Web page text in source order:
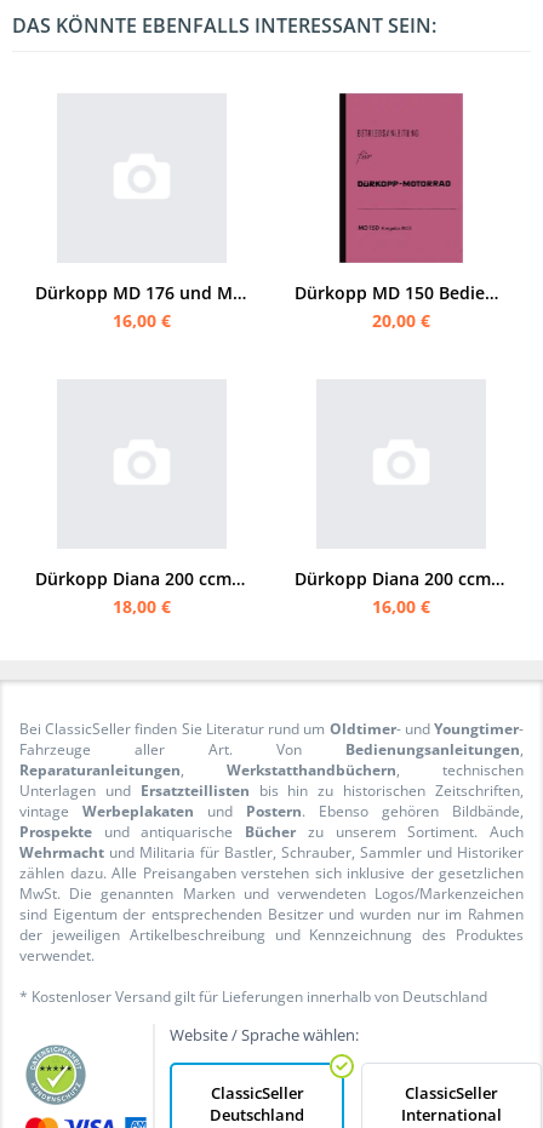
DAS KÖNNTE EBENFALLS INTERESSANT SEIN:
Dürkopp MD 176 und MD 201 Bedienungsanleitung
16,00 €
Dürkopp MD 150 Bedienungsanleitung
20,00 €
Dürkopp Diana 200 ccm Bedienungsanleitung (Diana Standard Diana Sport)
18,00 €
Dürkopp Diana 200 ccm 1955 Bedienungsanleitung
16,00 €
Bei ClassicSeller finden Sie Literatur rund um Oldtimer- undYoungtimer-
Fahrzeuge aller Art. Von Bedienungsanleitungen,
Reparaturanleitungen, Werkstatthandbüchern, technischen
Unterlagen und Ersatzteillisten bis hin zu historischen Zeitschriften,
vintage Werbeplakaten und Postern. Ebenso gehören Bildbände,
Prospekte und antiquarische Bücher zu unserem Sortiment. Auch
Wehrmacht und Militaria für Bastler, Schrauber, Sammler und Historiker
zählen dazu. Alle Preisangaben verstehen sich inklusive der gesetzlichen
MwSt. Die genannten Marken und verwendeten Logos/Markenzeichen
sind Eigentum der entsprechenden Besitzer und wurden nur im Rahmen
der jeweiligen Artikelbeschreibung und Kennzeichnung des Produktes
verwendet.
* Kostenloser Versand gilt für Lieferungen innerhalb von Deutschland
Website / Sprache wählen:
ClassicSeller
Deutschland
ClassicSeller
International